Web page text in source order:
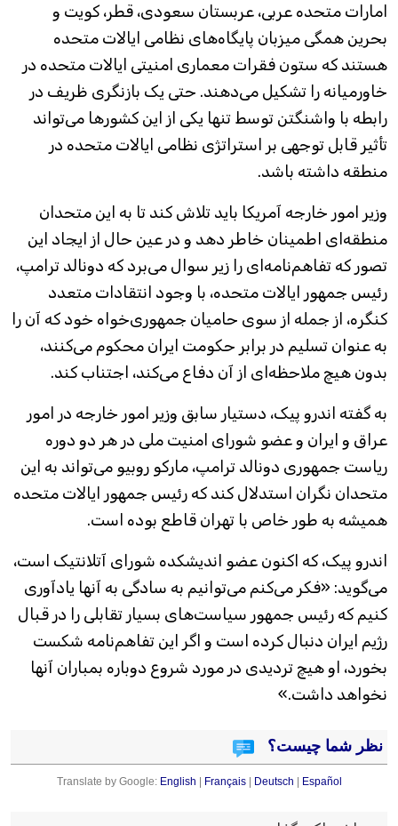
امارات متحده عربی، عربستان سعودی، قطر، کویت و
بحرین همگی میزبان پایگاه‌های نظامی ایالات متحده
هستند که ستون فقرات معماری امنیتی ایالات متحده در
خاورمیانه را تشکیل می‌دهند. حتی یک بازنگری ظریف در
رابطه با واشنگتن توسط تنها یکی از این کشورها می‌تواند
تأثیر قابل توجهی بر استراتژی نظامی ایالات متحده در
منطقه داشته باشد.
وزیر امور خارجه آمریکا باید تلاش کند تا به این متحدان
منطقه‌ای اطمینان خاطر دهد و در عین حال از ایجاد این
تصور که تفاهم‌نامه‌ای را زیر سوال می‌برد که دونالد ترامپ،
رئیس جمهور ایالات متحده، با وجود انتقادات متعدد
کنگره، از جمله از سوی حامیان جمهوری‌خواه خود که آن را
به عنوان تسلیم در برابر حکومت ایران محکوم می‌کنند،
بدون هیچ ملاحظه‌ای از آن دفاع می‌کند، اجتناب کند.
به گفته اندرو پیک، دستیار سابق وزیر امور خارجه در امور
عراق و ایران و عضو شورای امنیت ملی در هر دو دوره
ریاست جمهوری دونالد ترامپ، مارکو روبیو می‌تواند به این
متحدان نگران استدلال کند که رئیس جمهور ایالات متحده
همیشه به طور خاص با تهران قاطع بوده است.
اندرو پیک، که اکنون عضو اندیشکده شورای آتلانتیک است،
می‌گوید: «فکر می‌کنم می‌توانیم به سادگی به آنها یادآوری
کنیم که رئیس جمهور سیاست‌های بسیار تقابلی را در قبال
رژیم ایران دنبال کرده است و اگر این تفاهم‌نامه شکست
بخورد، او هیچ تردیدی در مورد شروع دوباره بمباران آنها
نخواهد داشت.»
نظر شما چیست؟
Translate by Google: English Français| Deutsch Español